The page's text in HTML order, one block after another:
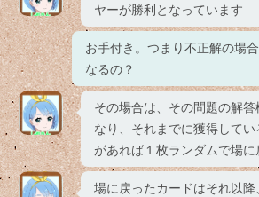
ヤーが勝利となっています
お手付き。つまり不正解の場
なるの？
その場合は、その問題の解答
なり、それまでに獲得してい
があれば１枚ランダムで場に
場に戻ったカードはそれ以降